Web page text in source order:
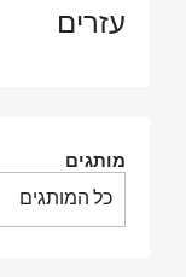
עזרים
מותגים
כל המותגים